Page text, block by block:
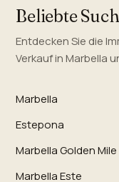
Beliebte
Entdecken Sie die
Verkauf in Marbella
Marbella
Estepona
Marbella Golden Mile
Marbella Este